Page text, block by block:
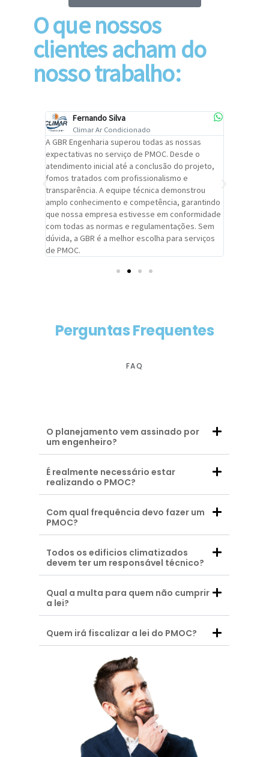
O que nossos
clientes acham do
nosso trabalho:
Fernando Silva
Climar Ar Condicionado
A GBR Engenharia superou todas as nossas
expectativas no serviço de PMOC. Desde o
atendimento inicial até a conclusão do projeto,
fomos tratados com profissionalismo e
transparência. A equipe técnica demonstrou
amplo conhecimento e competência, garantindo
que nossa empresa estivesse em conformidade
com todas as normas e regulamentações. Sem
dúvida, a GBR é a melhor escolha para serviços
de PMOC.
Perguntas Frequentes
FAQ
O planejamento vem assinado por
um engenheiro?
É realmente necessário estar
realizando o PMOC?
Com qual frequência devo fazer um
PMOC?
Todos os edificios climatizados
devem ter um responsável técnico?
Qual a multa para quem não cumprir
a lei?
Quem irá fiscalizar a lei do PMOC?